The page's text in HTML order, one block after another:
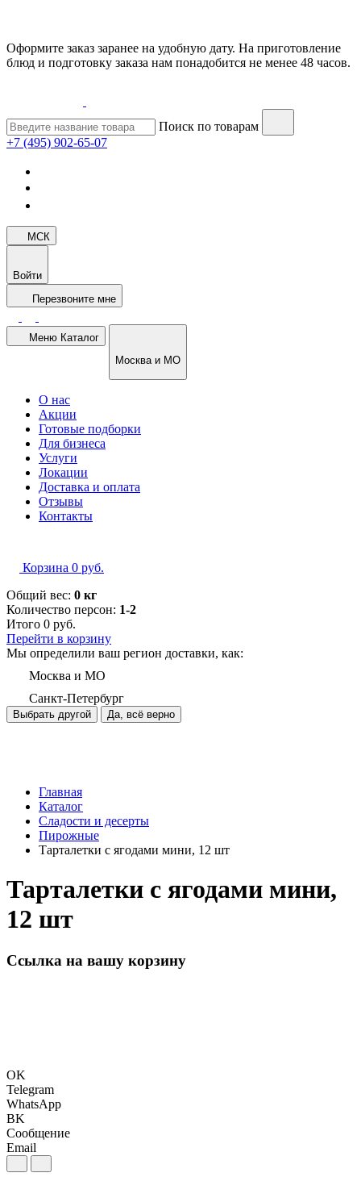
Оформите заказ заранее на удобную дату. На приготовление
блюд и подготовку заказа нам понадобится не менее 48 часов.
Поиск по товарам
+7 (495) 902-65-07
МСК
Войти
Перезвоните мне
Меню Каталог
Москва и МО
О нас
Акции
Готовые подборки
Для бизнеса
Услуги
Локации
Доставка и оплата
Отзывы
Контакты
Корзина 0 руб.
Общий вес: 0 кг
Количество персон: 1-2
Итого 0 руб.
Перейти в корзину
Мы определили ваш регион доставки, как:
Москва и МО
Санкт-Петербург
Выбрать другой Да, всё верно
Главная
Каталог
Сладости и десерты
Пирожные
Тарталетки с ягодами мини, 12 шт
Тарталетки с ягодами мини,
12 шт
Ссылка на вашу корзину
OK
Telegram
WhatsApp
BK
Сообщение
Email